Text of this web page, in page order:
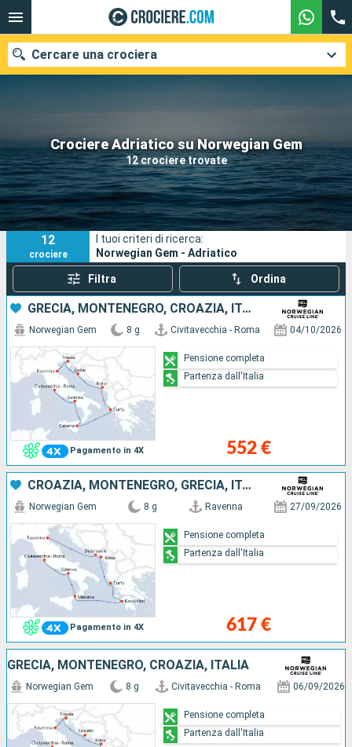
Crociere Adriatico su Norwegian Gem
12 crociere trovate
Cercare una crociera
Le nostre destinazioni
Mesi di partenza
Porti Compagnie
Ricerca
12
crociere
I tuoi criteri di ricerca:
Norwegian Gem - Adriatico
Filtra Ordina
GRECIA, MONTENEGRO, CROAZIA, ITALIA
Pagamento in 4X
Norwegian Gem 8 g Civitavecchia - Roma 04/10/2026
552 €
Pensione completa
Partenza dall'Italia
CROAZIA, MONTENEGRO, GRECIA, ITALIA
Pagamento in 4X
Norwegian Gem 8 g Ravenna 27/09/2026
617 €
Pensione completa
Partenza dall'Italia
GRECIA, MONTENEGRO, CROAZIA, ITALIA
Norwegian Gem 8 g Civitavecchia - Roma 06/09/2026
Pensione completa
Partenza dall'Italia